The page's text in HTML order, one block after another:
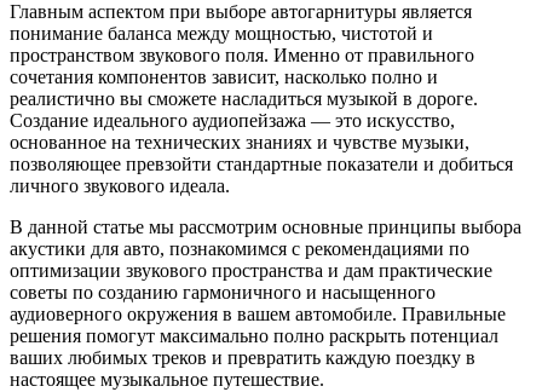
Главным аспектом при выборе автогарнитуры является
понимание баланса между мощностью, чистотой и
пространством звукового поля. Именно от правильного
сочетания компонентов зависит, насколько полно и
реалистично вы сможете насладиться музыкой в дороге.
Создание идеального аудиопейзажа — это искусство,
основанное на технических знаниях и чувстве музыки,
позволяющее превзойти стандартные показатели и добиться
личного звукового идеала.
В данной статье мы рассмотрим основные принципы выбора
акустики для авто, познакомимся с рекомендациями по
оптимизации звукового пространства и дам практические
советы по созданию гармоничного и насыщенного
аудиоверного окружения в вашем автомобиле. Правильные
решения помогут максимально полно раскрыть потенциал
ваших любимых треков и превратить каждую поездку в
настоящее музыкальное путешествие.